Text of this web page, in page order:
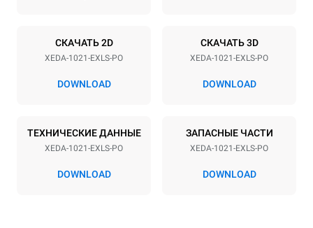
Напряжение
3~
Příkon
Потребление в квт·ч и выбросы co2
СКАЧАТЬ 2D
XEDA-1021-EXLS-PO
DOWNLOAD
СКАЧАТЬ 3D
XEDA-1021-EXLS-PO
DOWNLOAD
ТЕХНИЧЕСКИЕ ДАННЫЕ
XEDA-1021-EXLS-PO
DOWNLOAD
ЗАПАСНЫЕ ЧАСТИ
XEDA-1021-EXLS-PO
DOWNLOAD